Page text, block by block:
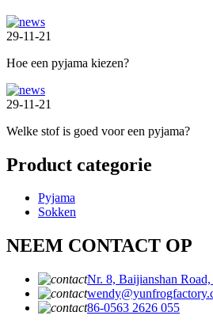
29-11-21
Hoe een pyjama kiezen?
29-11-21
Welke stof is goed voor een pyjama?
Product categorie
Pyjama
Sokken
NEEM CONTACT OP
Nr. 8, Baijianshan
86-0563 2626 055